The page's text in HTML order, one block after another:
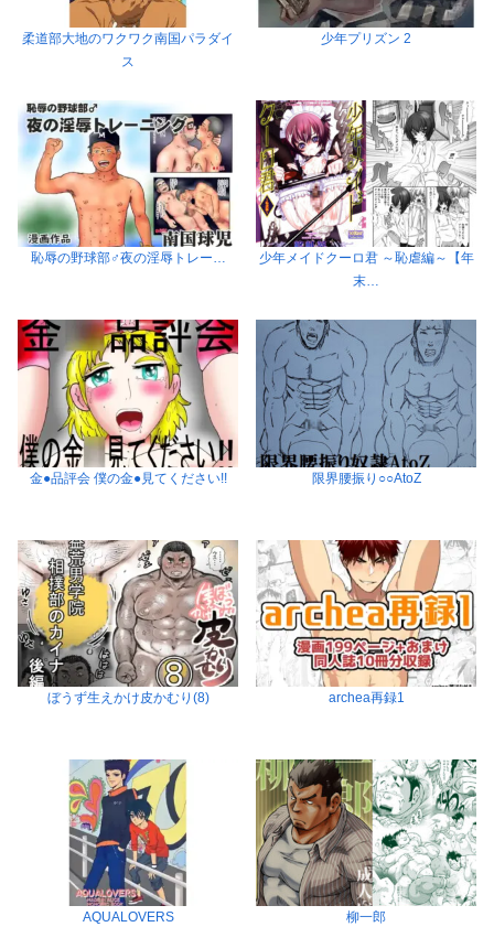
柔道部大地のワクワク南国パラダイ
ス
少年プリズン 2
恥辱の野球部♂夜の淫辱トレー…
少年メイドクーロ君 ～恥虐編～【年
末…
金●品評会 僕の金●見てください!! 限界腰振り○○AtoZ
ぼうず生えかけ皮かむり(8) archea再録1
AQUALOVERS 柳一郎